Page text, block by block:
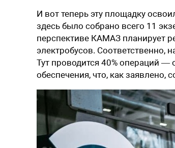
И вот теперь эту площадку
здесь было собрано всего 11
перспективе КАМАЗ планирует
электробусов. Соответственно,
Тут проводится 40% операций —
обеспечения, что, как заявлено,